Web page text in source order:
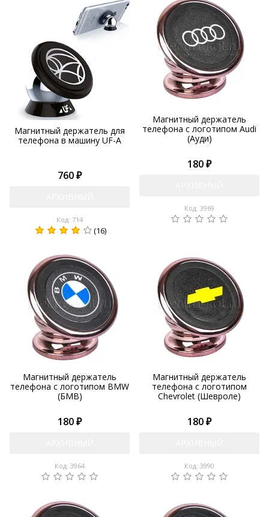
Магнитный держатель для
телефона в машину UF-A
760 ₽
Код: 714
(16)
Магнитный держатель
телефона с логотипом Audi
(Ауди)
180 ₽
Код: 3969
Магнитный держатель
телефона с логотипом BMW
(БМВ)
180 ₽
Код: 3964
Магнитный держатель
телефона с логотипом
Chevrolet (Шевроле)
180 ₽
Код: 3990